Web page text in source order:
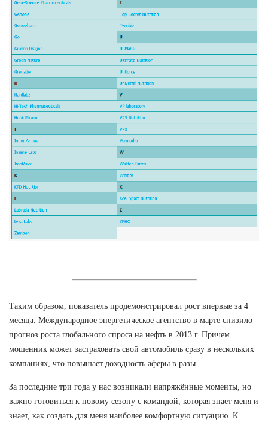
Таким образом, показатель продемонстрировал рост впервые за 4
месяца. Международное энергетическое агентство в марте снизило
прогноз роста глобального спроса на нефть в 2013 г. Причем
мошенник может застраховать свой автомобиль сразу в нескольких
компаниях, что повышает доходность аферы в разы.
За последние три года у нас возникали напряжённые моменты, но
важно готовиться к новому сезону с командой, которая знает меня и
знает, как создать для меня наиболее комфортную ситуацию. К